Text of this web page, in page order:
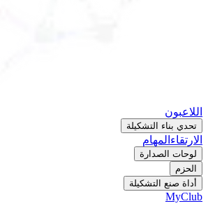
اللاعبون
تحدي بناء التشكيلة
الارتقاء المهام
لوحات الصدارة
الحزم
أداة صنع التشكيلة
MyClub